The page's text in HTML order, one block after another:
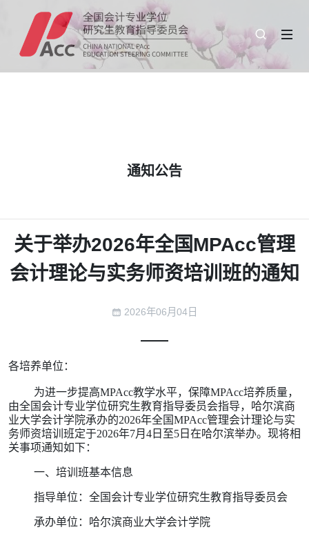
通知公告
关于举办2026年全国MPAcc管理
会计理论与实务师资培训班的通知
2026年06月04日
各培养单位：
为进一步提高MPAcc教学水平，保障MPAcc培养质量，
由全国会计专业学位研究生教育指导委员会指导，哈尔滨商
业大学会计学院承办的2026年全国MPAcc管理会计理论与实
务师资培训班定于2026年7月4日至5日在哈尔滨举办。现将相
关事项通知如下：
一、培训班基本信息
指导单位：全国会计专业学位研究生教育指导委员会
承办单位：哈尔滨商业大学会计学院